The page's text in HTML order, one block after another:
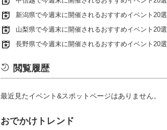
新潟県で今週末に開催されるおすすめイベント20選
山梨県で今週末に開催されるおすすめイベント20選
長野県で今週末に開催されるおすすめイベント20選
閲覧履歴
最近見たイベント&スポットページはありません。
おでかけトレンド